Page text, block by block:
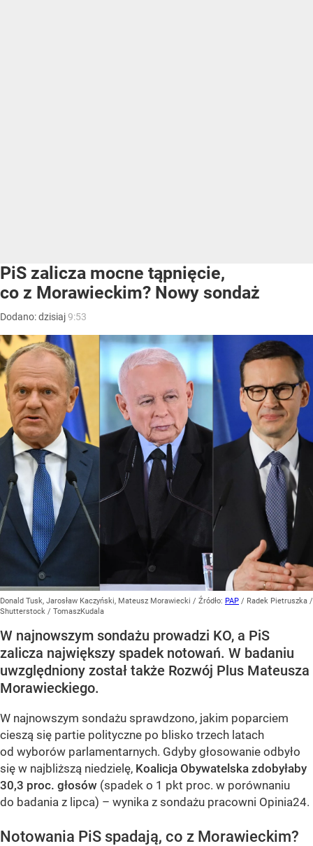
PiS zalicza mocne tąpnięcie,
co z Morawieckim? Nowy sondaż
Dodano:dzisiaj9:53
Donald Tusk, Jarosław Kaczyński, Mateusz Morawiecki / Źródło: PAP / Radek Pietruszka /
Shutterstock / TomaszKudala
W najnowszym sondażu prowadzi KO, a PiS
zalicza największy spadek notowań. W badaniu
uwzględniony został także Rozwój Plus Mateusza
Morawieckiego.
W najnowszym sondażu sprawdzono, jakim poparciem
cieszą się partie polityczne po blisko trzech latach
od wyborów parlamentarnych. Gdyby głosowanie odbyło
się w najbliższą niedzielę, Koalicja Obywatelska zdobyłaby
30,3 proc. głosów (spadek o 1 pkt proc. w porównaniu
do badania z lipca) – wynika z sondażu pracowni Opinia24.
Notowania PiS spadają, co z Morawieckim?